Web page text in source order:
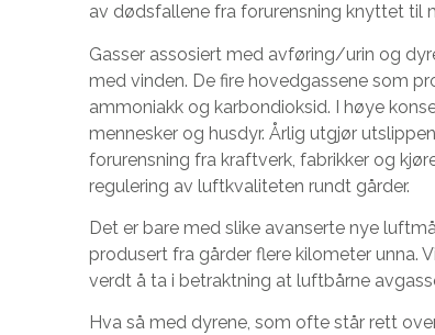
av dødsfallene fra forurensning knyttet til
Gasser assosiert med avføring/urin og
med vinden. De fire hovedgassene som
ammoniakk og karbondioksid. I høye
mennesker og husdyr. Årlig utgjør
forurensning fra kraftverk, fabrikker og
regulering av luftkvaliteten rundt gårder.
Det er bare med slike avanserte nye
produsert fra gårder flere kilometer unna.
verdt å ta i betraktning at luftbårne
Hva så med dyrene, som ofte står rett